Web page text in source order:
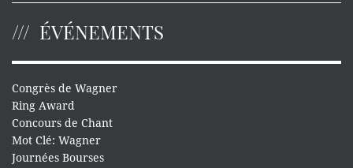
ÉVÉNEMENTS
Congrès de Wagner
Ring Award
Concours de Chant
Mot Clé: Wagner
Journées Bourses